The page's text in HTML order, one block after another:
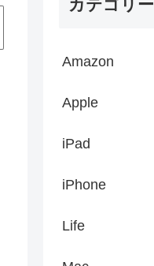
カテゴリー
Amazon
Apple
iPad
iPhone
Life